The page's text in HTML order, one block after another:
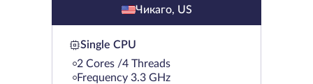
Чикаго, US
Single CPU
2 Cores /4 Threads
Frequency 3.3 GHz